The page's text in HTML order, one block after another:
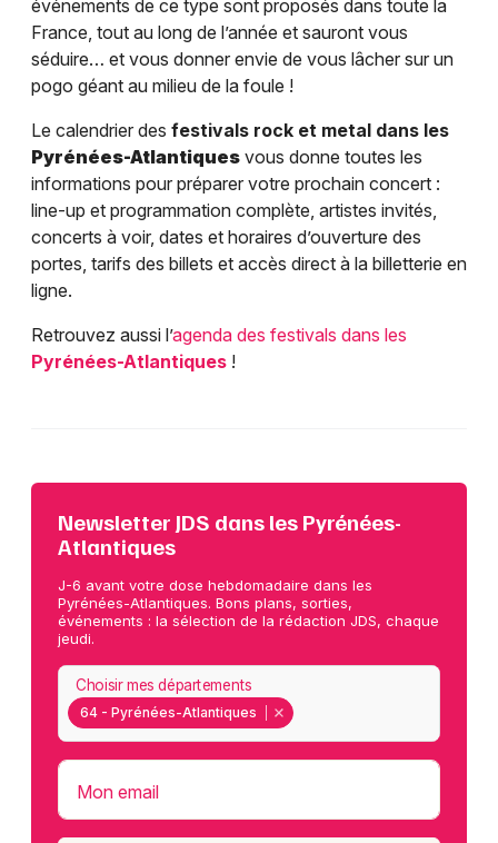
événements de ce type sont proposés dans toute la
France, tout au long de l’année et sauront vous
séduire… et vous donner envie de vous lâcher sur un
pogo géant au milieu de la foule !
Le calendrier des festivals rock et metal dans les
Pyrénées-Atlantiques vous donne toutes les
informations pour préparer votre prochain concert :
line-up et programmation complète, artistes invités,
concerts à voir, dates et horaires d’ouverture des
portes, tarifs des billets et accès direct à la billetterie en
ligne.
Retrouvez aussi l’agenda des festivals dans les
Pyrénées-Atlantiques !
Newsletter JDS dans les Pyrénées-
Atlantiques
J-6 avant votre dose hebdomadaire dans les
Pyrénées-Atlantiques. Bons plans, sorties,
événements : la sélection de la rédaction JDS, chaque
jeudi.
64 - Pyrénées-Atlantiques
Choisir mes départements
Mon email